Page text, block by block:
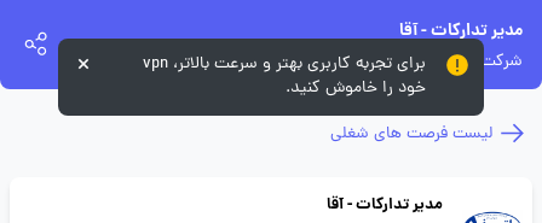
مدیر تدارکات - آقا
شرکت کارخانجات تولیدی و صنعتی اتمسفر
لیست فرصت های شغلی
مدیر تدارکات - آقا
برای تجربه کاربری بهتر و سرعت بالاتر، vpn
خود را خاموش کنید.